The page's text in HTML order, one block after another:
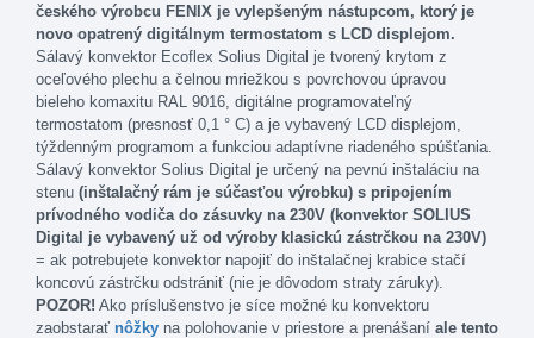
českého výrobcu FENIX je vylepšeným nástupcom, ktorý je
novo opatrený digitálnym termostatom s LCD displejom.
Sálavý konvektor Ecoflex Solius Digital je tvorený krytom z
oceľového plechu a čelnou mriežkou s povrchovou úpravou
bieleho komaxitu RAL 9016, digitálne programovateľný
termostatom (presnosť 0,1 ° C) a je vybavený LCD displejom,
týždenným programom a funkciou adaptívne riadeného spúšťania.
Sálavý konvektor Solius Digital je určený na pevnú inštaláciu na
stenu (inštalačný rám je súčasťou výrobku) s pripojením
prívodného vodiča do zásuvky na 230V (konvektor SOLIUS
Digital je vybavený už od výroby klasickú zástrčkou na 230V)
= ak potrebujete konvektor napojiť do inštalačnej krabice stačí
koncovú zástrčku odstrániť (nie je dôvodom straty záruky).
POZOR! Ako príslušenstvo je síce možné ku konvektoru
zaobstarať nôžky na polohovanie v priestore a prenášaní ale tento